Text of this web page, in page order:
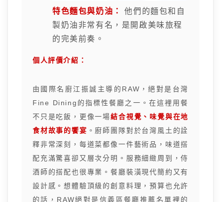
特色麵包與奶油：
他們的麵包和自
製奶油非常有名，是開啟美味旅程
的完美前奏。
個人評價介紹：
由國際名廚江振誠主導的RAW，絕對是台灣
Fine Dining的指標性餐廳之一。在這裡用餐
不只是吃飯，更像一場結合視覺、味覺與在地
食材故事的饗宴 。廚師團隊對於台灣風土的詮
釋非常深刻，每道菜都像一件藝術品，味道搭
配充滿驚喜卻又層次分明。服務細緻周到，侍
酒師的搭配也很專業。餐廳裝潢現代簡約又有
設計感。想體驗頂級的創意料理，預算也允許
的話，RAW絕對是信義區餐廳推薦名單裡的